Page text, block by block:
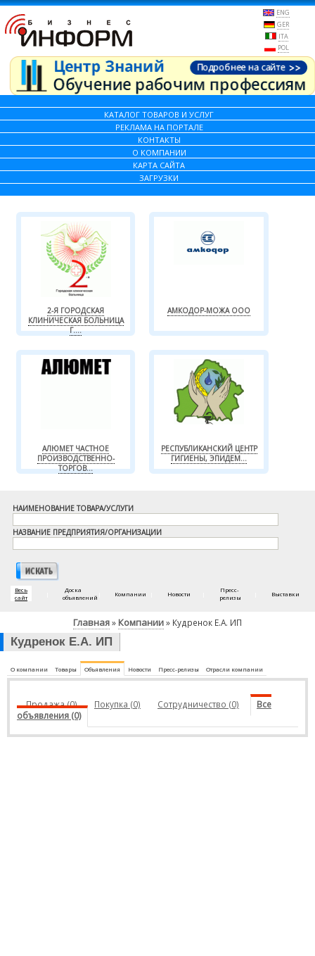
ENG
GER
ITA
POL
КАТАЛОГ ТОВАРОВ И УСЛУГ
РЕКЛАМА НА ПОРТАЛЕ
КОНТАКТЫ
О КОМПАНИИ
КАРТА САЙТА
ЗАГРУЗКИ
2-Я ГОРОДСКАЯ
КЛИНИЧЕСКАЯ БОЛЬНИЦА
Г....
АМКОДОР-МОЖА ООО
АЛЮМЕТ ЧАСТНОЕ
ПРОИЗВОДСТВЕННО-
ТОРГОВ...
РЕСПУБЛИКАНСКИЙ ЦЕНТР
ГИГИЕНЫ, ЭПИДЕМ...
НАИМЕНОВАНИЕ ТОВАРА/УСЛУГИ
НАЗВАНИЕ ПРЕДПРИЯТИЯ/ОРГАНИЗАЦИИ
Весь
сайт
Доска
объявлений
Компании Новости
Пресс-
релизы
Выставки
Главная» Компании» Кудренок Е.А. ИП
Кудренок Е.А. ИП
О компании Товары Объявления Новости Пресс-релизы Отрасли компании
Продажа (0) Покупка (0) Сотрудничество (0)
Все
объявления (0)